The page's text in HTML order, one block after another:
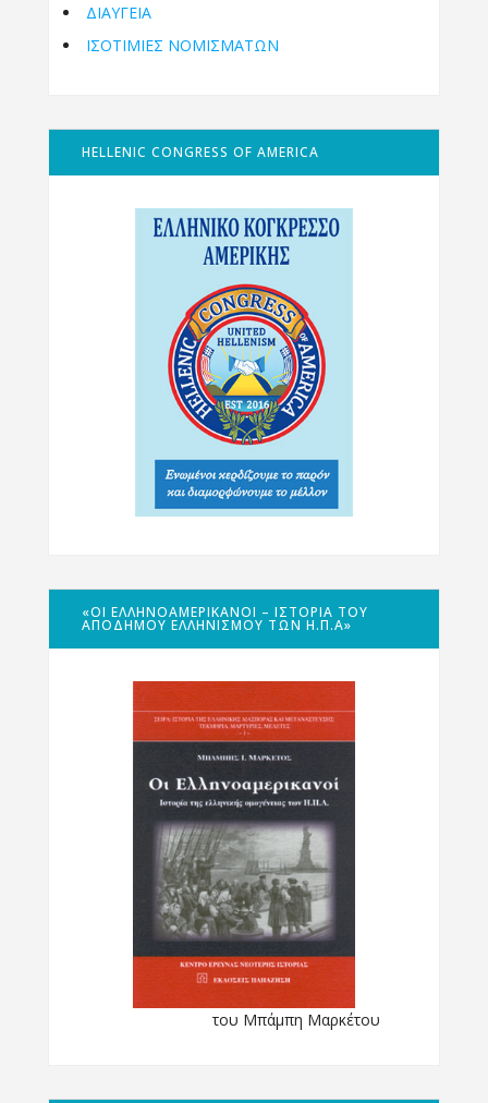
ΔΙΑΥΓΕΙΑ
ΙΣΟΤΙΜΙΕΣ ΝΟΜΙΣΜΑΤΩΝ
HELLENIC CONGRESS OF AMERICA
«ΟΙ ΕΛΛΗΝΟΑΜΕΡΙΚΑΝΟΊ – ΙΣΤΟΡΊΑ ΤΟΥ
ΑΠΌΔΗΜΟΥ ΕΛΛΗΝΙΣΜΟΎ ΤΩΝ Η.Π.Α»
του Μπάμπη Μαρκέτου